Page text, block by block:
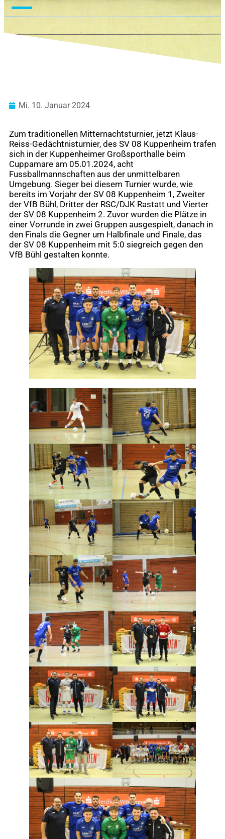
Mi. 10. Januar 2024
Zum traditionellen Mitternachtsturnier, jetzt Klaus-
Reiss-Gedächtnisturnier, des SV 08 Kuppenheim trafen
sich in der Kuppenheimer Großsporthalle beim
Cuppamare am 05.01.2024, acht
Fussballmannschaften aus der unmittelbaren
Umgebung. Sieger bei diesem Turnier wurde, wie
bereits im Vorjahr der SV 08 Kuppenheim 1, Zweiter
der VfB Bühl, Dritter der RSC/DJK Rastatt und Vierter
der SV 08 Kuppenheim 2. Zuvor wurden die Plätze in
einer Vorrunde in zwei Gruppen ausgespielt, danach in
den Finals die Gegner um Halbfinale und Finale, das
der SV 08 Kuppenheim mit 5:0 siegreich gegen den
VfB Bühl gestalten konnte.